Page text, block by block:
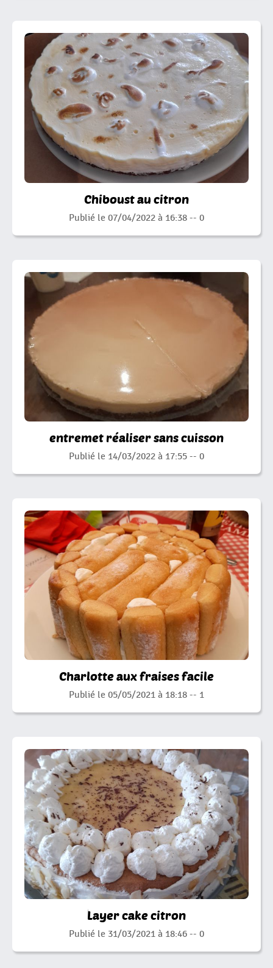
Chiboust au citron
Publié le 07/04/2022 à 16:38 -- 0
entremet réaliser sans cuisson
Publié le 14/03/2022 à 17:55 -- 0
Charlotte aux fraises facile
Publié le 05/05/2021 à 18:18 -- 1
Layer cake citron
Publié le 31/03/2021 à 18:46 -- 0